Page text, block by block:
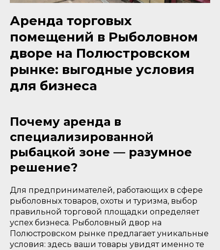
Аренда торговых
помещений в Рыболовном
дворе на Полюстровском
рынке: выгодные условия
для бизнеса
Почему аренда в
специализированной
рыбацкой зоне — разумное
решение?
Для предпринимателей, работающих в сфере
рыболовных товаров, охоты и туризма, выбор
правильной торговой площадки определяет
успех бизнеса. Рыболовный двор на
Полюстровском рынке предлагает уникальные
условия: здесь ваши товары увидят именно те